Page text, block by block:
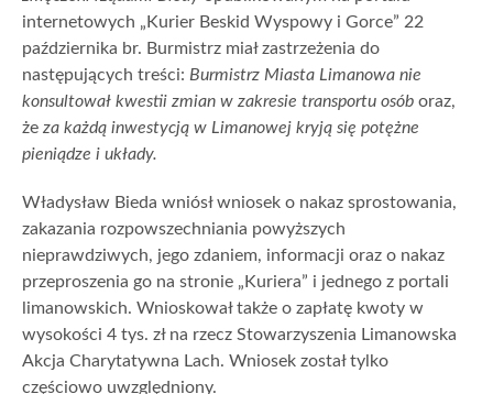
internetowych „Kurier Beskid Wyspowy i Gorce” 22
października br. Burmistrz miał zastrzeżenia do
następujących treści: Burmistrz Miasta Limanowa nie
konsultował kwestii zmian w zakresie transportu osób oraz,
że za każdą inwestycją w Limanowej kryją się potężne
pieniądze i układy.
Władysław Bieda wniósł wniosek o nakaz sprostowania,
zakazania rozpowszechniania powyższych
nieprawdziwych, jego zdaniem, informacji oraz o nakaz
przeproszenia go na stronie „Kuriera” i jednego z portali
limanowskich. Wnioskował także o zapłatę kwoty w
wysokości 4 tys. zł na rzecz Stowarzyszenia Limanowska
Akcja Charytatywna Lach. Wniosek został tylko
częściowo uwzględniony.